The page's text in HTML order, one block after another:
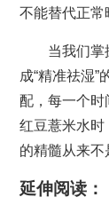
不能替代正常
当我们掌握
成“精准祛湿
配，每一个时
红豆薏米水
的精髓从来不
延伸阅读：